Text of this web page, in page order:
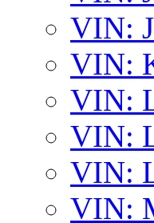
VIN:
VIN:
VIN:
VIN:
VIN:
VIN: